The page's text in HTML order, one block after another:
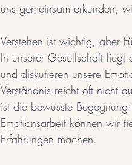
uns gemeinsam erkunden,
Verstehen ist wichtig, aber
In unserer Gesellschaft liegt
und diskutieren unsere
Verständnis reicht oft nicht
ist die bewusste
Emotionsarbeit können wir
Erfahrungen machen.